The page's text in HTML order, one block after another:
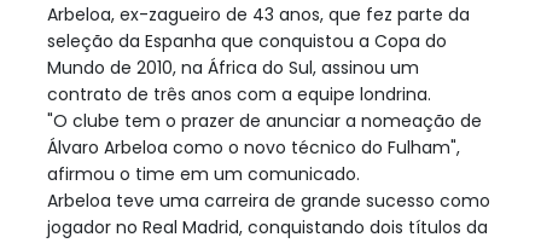
Arbeloa, ex-zagueiro de 43 anos, que fez parte da
seleção da Espanha que conquistou a Copa do
Mundo de 2010, na África do Sul, assinou um
contrato de três anos com a equipe londrina.
"O clube tem o prazer de anunciar a nomeação de
Álvaro Arbeloa como o novo técnico do Fulham",
afirmou o time em um comunicado.
Arbeloa teve uma carreira de grande sucesso como
jogador no Real Madrid, conquistando dois títulos da